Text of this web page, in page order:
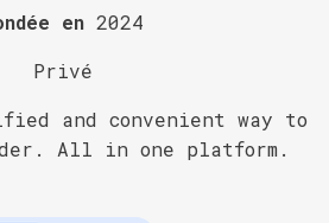
en 2024
Privé
and convenient way to
All in one platform.